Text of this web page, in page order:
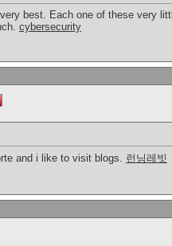
best. Each one of these very
cybersecurity
and i like to visit blogs. 런닝레빗